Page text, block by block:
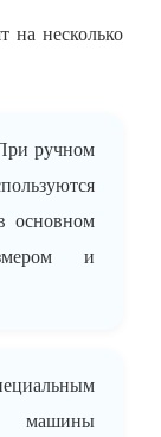
на несколько
ручном
основном
и
машины